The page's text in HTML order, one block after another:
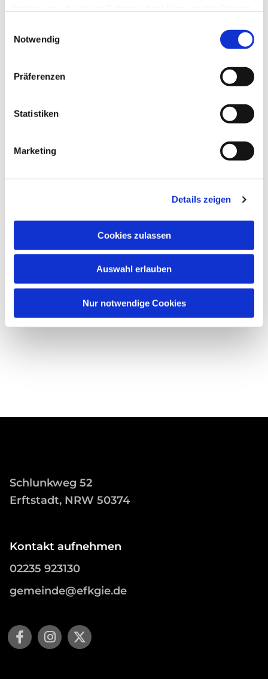
Notwendig
Präferenzen
Statistiken
Marketing
Details zeigen
Cookies zulassen
Auswahl erlauben
Nur notwendige Cookies
Dies könnte Sie auch
Schlunkweg 52
Erftstadt, NRW 50374
Kontakt aufnehmen
02235 923130
gemeinde@efkgie.de